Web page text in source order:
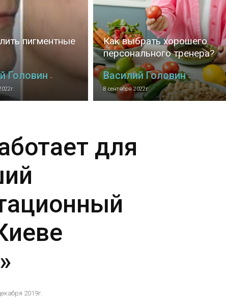
пигментные
Головин -
Как выбрать хорошего
персонального тренера?
Василий Головин -
8 сентября 2022г.
для
2019г.